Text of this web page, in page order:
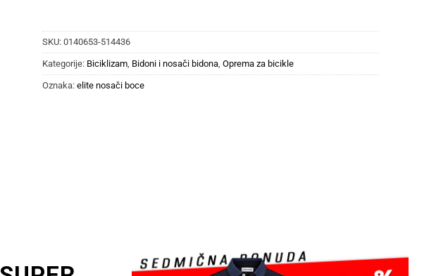
SKU: 0140653-514436
Kategorije: Biciklizam, Bidoni i nosači bidona, Oprema za bicikle
Oznaka: elite nosači boce